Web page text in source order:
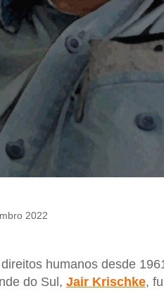
2022
humanos desde
do Sul, Jair Krischke,